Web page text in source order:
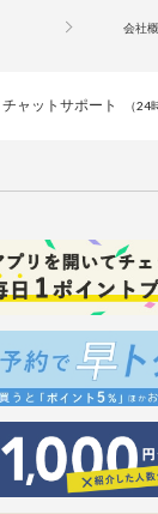
会社
チャットサポート （24